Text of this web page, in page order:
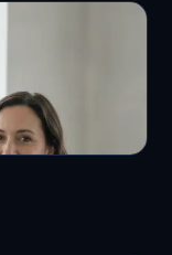
ไม่ต้องเฝ้า